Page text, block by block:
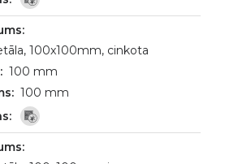
100x100mm, cinkota
100 mm
100 mm